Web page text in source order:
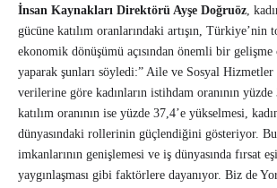
İnsan Kaynakları Direktörü Ayşe Doğruöz,
gücüne katılım oranlarındaki artışın, Türkiye’nin
ekonomik dönüşümü açısından önemli bir
yaparak şunları söyledi:” Aile ve Sosyal Hizmetler
verilerine göre kadınların istihdam oranının yüzde
katılım oranının ise yüzde 37,4’e yükselmesi,
dünyasındaki rollerinin güçlendiğini gösteriyor.
imkanlarının genişlemesi ve iş dünyasında fırsat
yaygınlaşması gibi faktörlere dayanıyor. Biz de